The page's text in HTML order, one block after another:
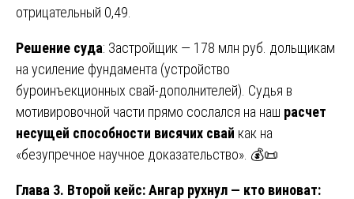
отрицательный 0,49.
Решение суда: Застройщик — 178 млн руб. дольщикам
на усиление фундамента (устройство
буроинъекционных свай-дополнителей). Судья в
мотивировочной части прямо сослался на наш расчет
несущей способности висячих свай как на
«безупречное научное доказательство». 💰📜
Глава 3. Второй кейс: Ангар рухнул — кто виноват: